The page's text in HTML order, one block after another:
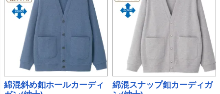
綿混斜め釦ホールカーディ
綿混スナップ釦カーディガ